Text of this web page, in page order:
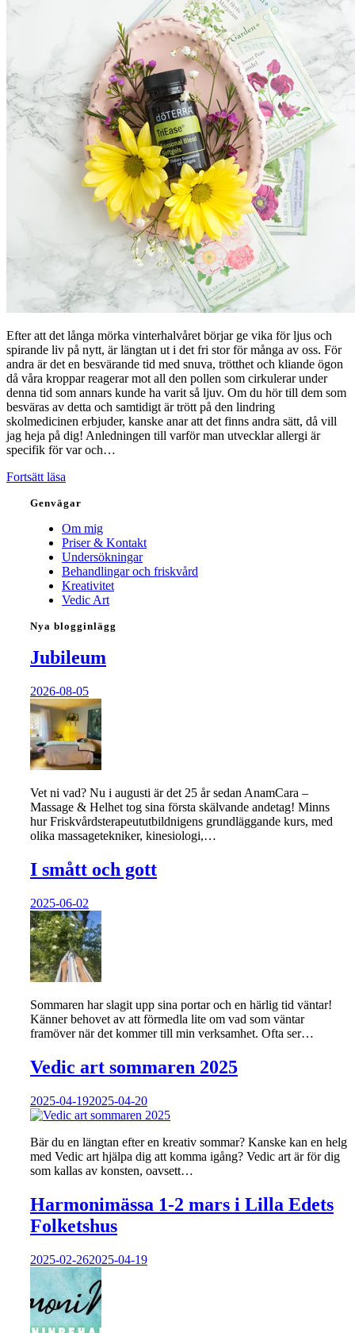
Efter att det långa mörka vinterhalvåret börjar ge vika för ljus och
spirande liv på nytt, är längtan ut i det fri stor för många av oss. För
andra är det en besvärande tid med snuva, trötthet och kliande ögon
då våra kroppar reagerar mot all den pollen som cirkulerar under
denna tid som annars kunde ha varit så ljuv. Om du hör till dem som
besväras av detta och samtidigt är trött på den lindring
skolmedicinen erbjuder, kanske anar att det finns andra sätt, då vill
jag heja på dig! Anledningen till varför man utvecklar allergi är
specifik för var och…
Fortsätt läsa
…
inte
för
alla…
Genvägar
Om mig
Priser & Kontakt
Undersökningar
Behandlingar och friskvård
Kreativitet
Vedic Art
Nya blogginlägg
Jubileum
2026-08-05
Vet ni vad? Nu i augusti är det 25 år sedan AnamCara –
Massage & Helhet tog sina första skälvande andetag! Minns
hur Friskvårdsterapeututbildnigens grundläggande kurs, med
olika massagetekniker, kinesiologi,…
I smått och gott
2025-06-02
Sommaren har slagit upp sina portar och en härlig tid väntar!
Känner behovet av att förmedla lite om vad som väntar
framöver när det kommer till min verksamhet. Ofta ser…
Vedic art sommaren 2025
2025-04-192025-04-20
Bär du en längtan efter en kreativ sommar? Kanske kan en helg
med Vedic art hjälpa dig att komma igång? Vedic art är för dig
som kallas av konsten, oavsett…
Harmonimässa 1-2 mars i Lilla Edets
Folketshus
2025-02-262025-04-19